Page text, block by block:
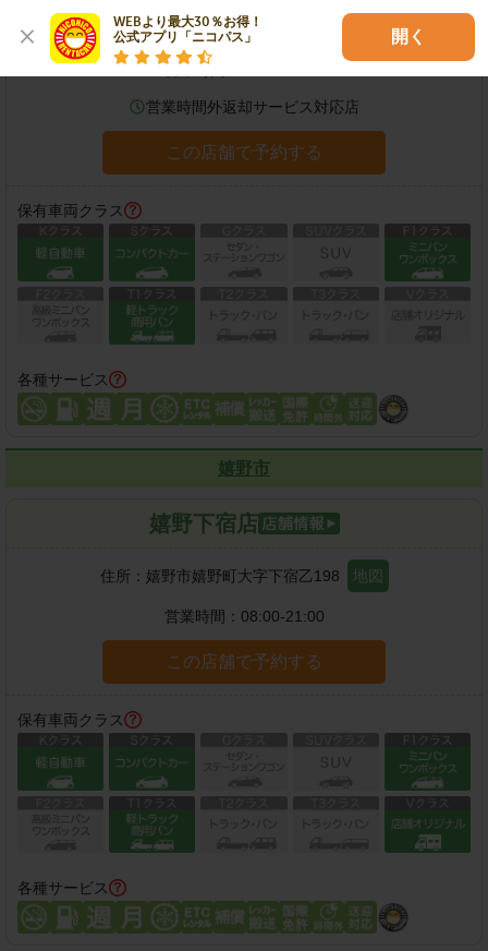
WEBより最大30％お得！
公式アプリ「ニコパス」
開く
住所：鹿島市大字高津原4036-16
営業時間：
営業時間外返却サービス対応店
この店舗で予約する
保有車両クラス
各種サービス
嬉野市
嬉野下宿店
住所： 嬉野市嬉野町大字下宿乙198 地図
営業時間： 08:00-21:00
この店舗で予約する
保有車両クラス
各種サービス